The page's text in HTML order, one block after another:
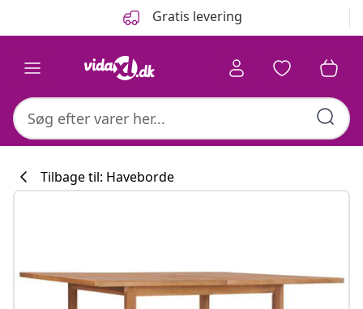
Gratis levering
Tilbage til: Haveborde